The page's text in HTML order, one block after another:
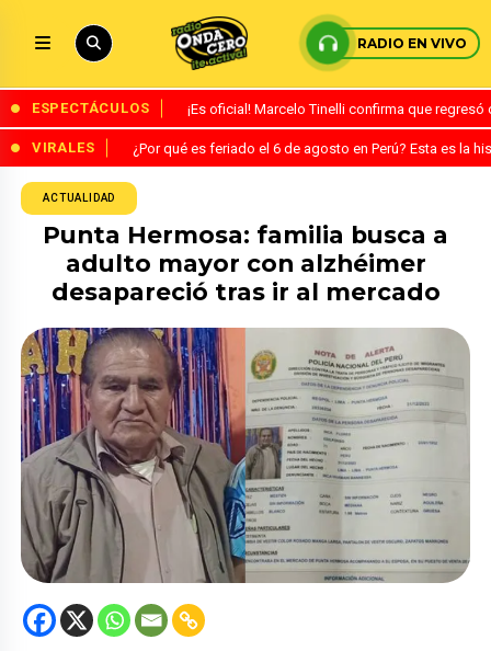
RADIO EN VIVO
ESPECTÁCULOS ¡Es oficial! Marcelo Tinelli confirma que
VIRALES ¿Por qué es feriado el 6 de agosto en Perú? Esta es la
ACTUALIDAD
Punta Hermosa: familia busca a
adulto mayor con alzhéimer
desapareció tras ir al mercado